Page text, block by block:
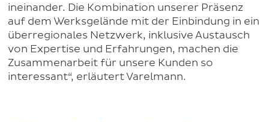
ineinander. Die Kombination unserer Präsenz
auf dem Werksgelände mit der Einbindung in ein
überregionales Netzwerk, inklusive Austausch
von Expertise und Erfahrungen, machen die
Zusammenarbeit für unsere Kunden so
interessant“, erläutert Varelmann.